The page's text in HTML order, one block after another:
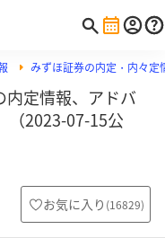
みずほ証券の内定・内々定
定情報、アドバ
（2023-07-15公
お気に入り (16829)